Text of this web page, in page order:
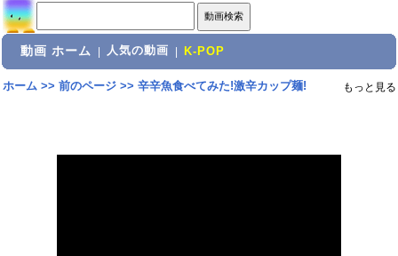
動画 ホーム 人気の動画 K-POP
ホーム>> 前のページ>> 辛辛魚食べてみた!激辛カップ麺! もっと見る